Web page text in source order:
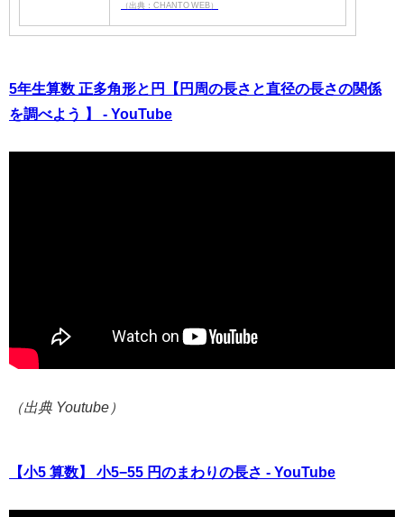
（出典：CHANTO WEB）
5年生算数 正多角形と円【円周の長さと直径の長さの関係
を調べよう 】 - YouTube
（出典 Youtube）
【小5 算数】 小5−55 円のまわりの長さ - YouTube